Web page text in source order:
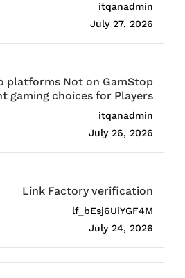
itqanadmin
July 27, 2026
platforms Not on GamStop
gaming choices for Players
itqanadmin
July 26, 2026
Link Factory verification
lf_bEsj6UiYGF4M
July 24, 2026